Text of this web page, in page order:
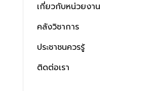
เกี่ยวกับหน่วยงาน
คลังวิชาการ
ประชาชนควรรู้
ติดต่อเรา